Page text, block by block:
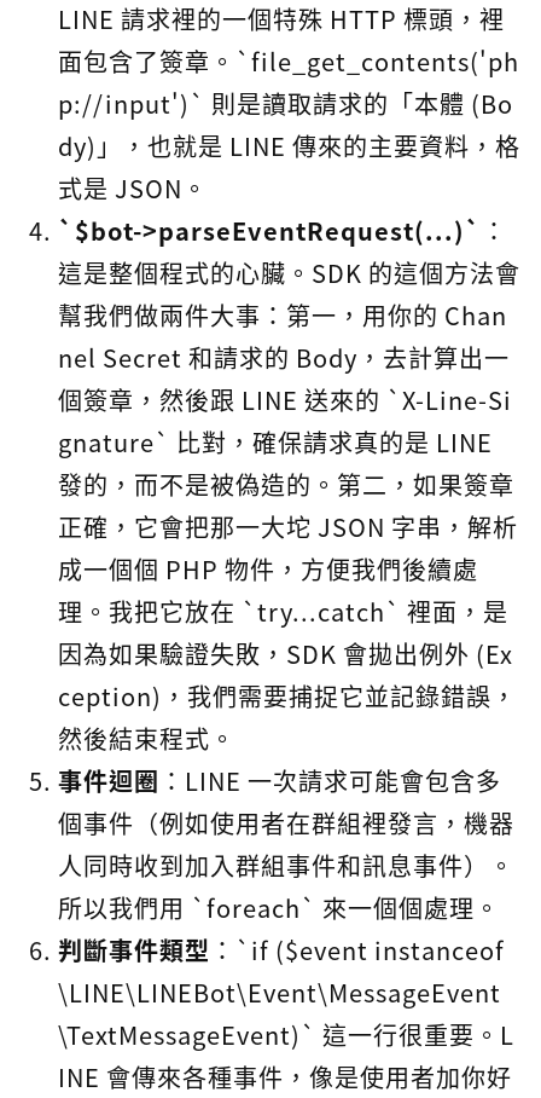
LINE 請求裡的一個特殊 HTTP 標頭，裡
面包含了簽章。`file_get_contents('ph
p://input')` 則是讀取請求的「本體 (Bo
dy)」，也就是 LINE 傳來的主要資料，格
式是 JSON。
`$bot->parseEventRequest(...)` ：
這是整個程式的心臟。SDK 的這個方法會
幫我們做兩件大事：第一，用你的 Chan
nel Secret 和請求的 Body，去計算出一
個簽章，然後跟 LINE 送來的 `X-Line-Si
gnature` 比對，確保請求真的是 LINE
發的，而不是被偽造的。第二，如果簽章
正確，它會把那一大坨 JSON 字串，解析
成一個個 PHP 物件，方便我們後續處
理。我把它放在 `try...catch` 裡面，是
因為如果驗證失敗，SDK 會拋出例外 (Ex
ception)，我們需要捕捉它並記錄錯誤，
然後結束程式。
事件迴圈 ：LINE 一次請求可能會包含多
個事件（例如使用者在群組裡發言，機器
人同時收到加入群組事件和訊息事件）。
所以我們用 `foreach` 來一個個處理。
判斷事件類型 ：`if ($event instanceof
\LINE\LINEBot\Event\MessageEvent
\TextMessageEvent)` 這一行很重要。L
INE 會傳來各種事件，像是使用者加你好